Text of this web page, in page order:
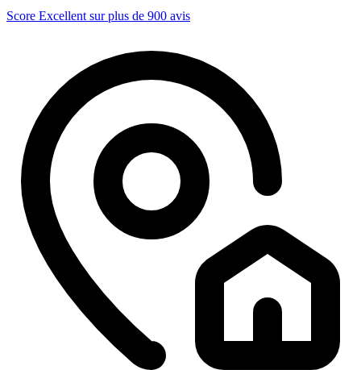
Score Excellent sur plus de 900 avis